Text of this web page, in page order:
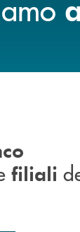
delle filiali
filiali